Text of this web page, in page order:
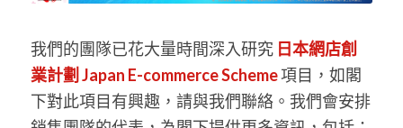
我們的團隊已花大量時間深入研究 日本網店創
業計劃 Japan E-commerce Scheme項目，如閣
下對此項目有興趣，請與我們聯絡。我們會安排